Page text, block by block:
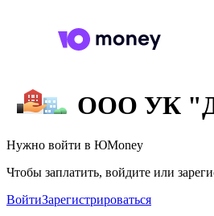
ООО УК
Нужно войти в ЮMoney
Чтобы заплатить, войдите или
ВойтиЗарегистрироваться